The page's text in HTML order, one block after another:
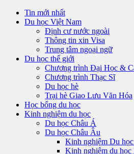
Tin mới nhất
Du học Việt Nam
Định cư nước ngoài
Thông tin xin Visa
Trung tâm ngoại ngữ
Du học thế giới
Chương trình Đại Học &
Chương trình Thạc Sĩ
Du học hè
Trại hè Giao Lưu Văn Hóa
Học bổng du học
Kinh nghiệm du học
Du học Châu Á
Du học Châu Âu
Kinh nghiệm Du
Kinh nghiệm du học